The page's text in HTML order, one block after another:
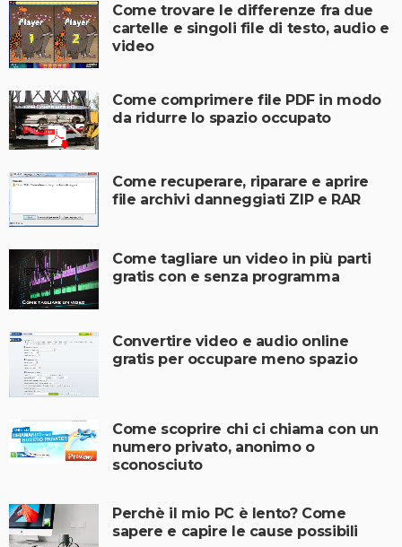
Come trovare le differenze fra due
cartelle e singoli file di testo, audio e
video
Come comprimere file PDF in modo
da ridurre lo spazio occupato
Come recuperare, riparare e aprire
file archivi danneggiati ZIP e RAR
Come tagliare un video in più parti
gratis con e senza programma
Convertire video e audio online
gratis per occupare meno spazio
Come scoprire chi ci chiama con un
numero privato, anonimo o
sconosciuto
Perchè il mio PC è lento? Come
sapere e capire le cause possibili